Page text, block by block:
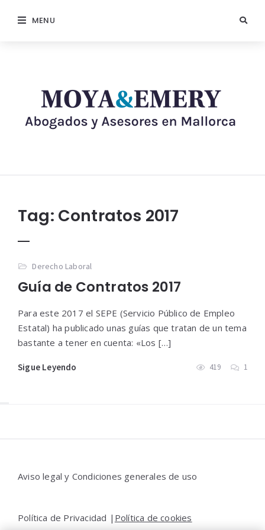
MENU
Tag: Contratos 2017
Derecho Laboral
Guía de Contratos 2017
Para este 2017 el SEPE (Servicio Público de Empleo
Estatal) ha publicado unas guías que tratan de un tema
bastante a tener en cuenta: «Los […]
Sigue Leyendo 419 1
Aviso legal y Condiciones generales de uso
Política de Privacidad | Política de cookies